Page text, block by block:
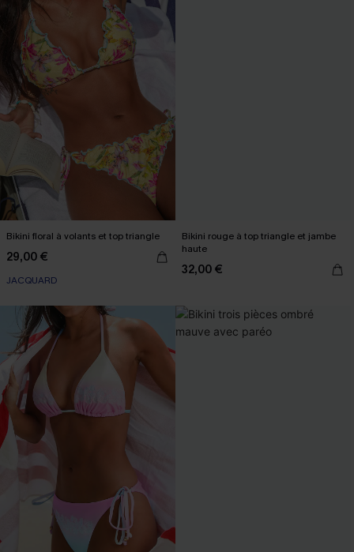
Bikini floral à volants et top triangle
29,00 €
JACQUARD
Bikini rouge à top triangle et jambe
haute
32,00 €